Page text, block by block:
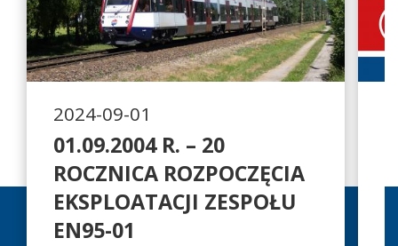
2024-09-01
01.09.2004 R. – 20
ROCZNICA ROZPOCZĘCIA
EKSPLOATACJI ZESPOŁU
EN95-01